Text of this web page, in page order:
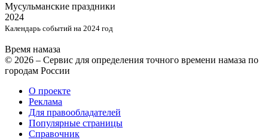
Мусульманские праздники
2024
Календарь событий на 2024 год
Время намаза
© 2026 – Сервис для определения точного времени намаза по
городам России
О проекте
Реклама
Для правообладателей
Популярные страницы
Справочник